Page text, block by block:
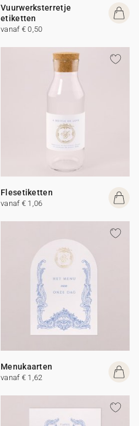
Vuurwerksterretje
etiketten
vanaf € 0,50
Flesetiketten
vanaf € 1,06
Menukaarten
vanaf € 1,62